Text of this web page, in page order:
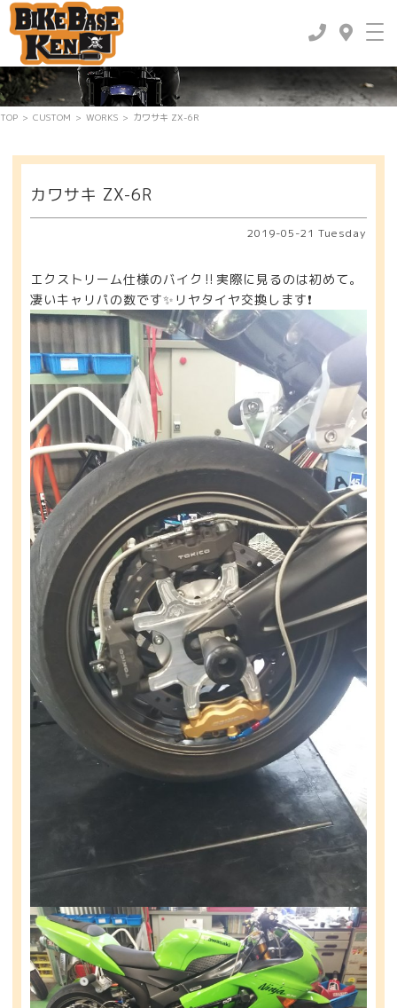
TOP > CUSTOM > WORKS > カワサキ ZX-6R
カワサキ ZX-6R
2019-05-21 Tuesday
エクストリーム仕様のバイク‼️実際に見るのは初めて。
凄いキャリパの数です✨リヤタイヤ交換します❗️